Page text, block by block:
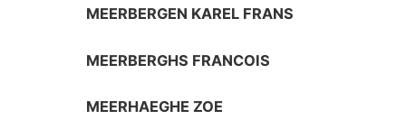
MEERBERGEN KAREL FRANS
MEERBERGHS FRANCOIS
MEERHAEGHE ZOE